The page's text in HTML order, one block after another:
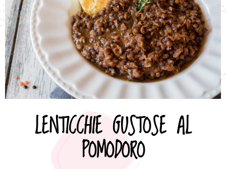
LENTICCHIE GUSTOSE AL
POMODORO